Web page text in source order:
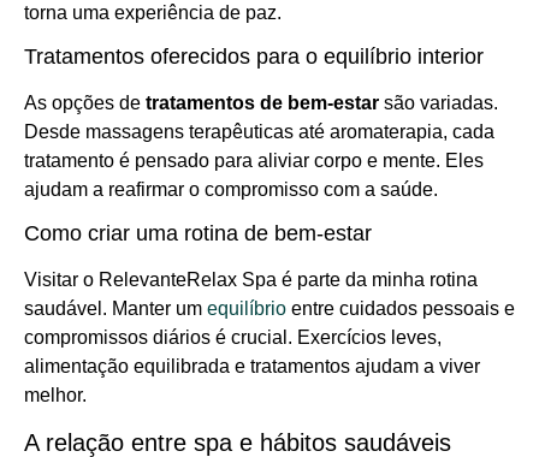
torna uma experiência de paz.
Tratamentos oferecidos para o equilíbrio interior
As opções de tratamentos de bem-estar são variadas.
Desde massagens terapêuticas até aromaterapia, cada
tratamento é pensado para aliviar corpo e mente. Eles
ajudam a reafirmar o compromisso com a saúde.
Como criar uma rotina de bem-estar
Visitar o RelevanteRelax Spa é parte da minha rotina
saudável. Manter um equilíbrio entre cuidados pessoais e
compromissos diários é crucial. Exercícios leves,
alimentação equilibrada e tratamentos ajudam a viver
melhor.
A relação entre spa e hábitos saudáveis